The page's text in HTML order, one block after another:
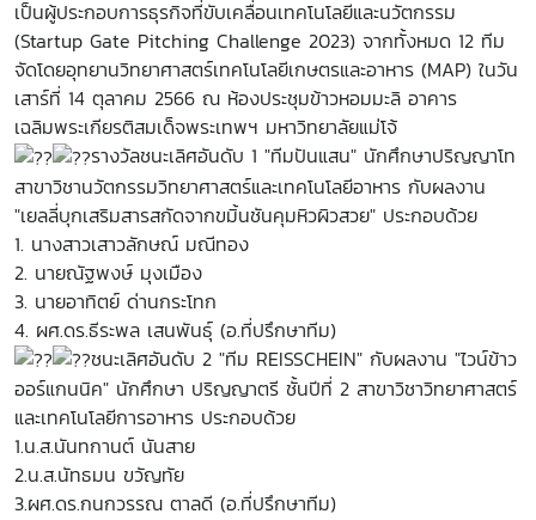
เป็นผู้ประกอบการธุรกิจที่ขับเคลื่อนเทคโนโลยีและนวัตกรรม
(Startup Gate Pitching Challenge 2023) จากทั้งหมด 12 ทีม
จัดโดยอุทยานวิทยาศาสตร์เทคโนโลยีเกษตรและอาหาร (MAP) ในวัน
เสาร์ที่ 14 ตุลาคม 2566 ณ ห้องประชุมข้าวหอมมะลิ อาคาร
เฉลิมพระเกียรติสมเด็จพระเทพฯ มหาวิทยาลัยแม่โจ้
รางวัลชนะเลิศอันดับ 1 "ทีมปันแสน" นักศึกษาปริญญาโท
สาขาวิชานวัตกรรมวิทยาศาสตร์และเทคโนโลยีอาหาร กับผลงาน
"เยลลี่บุกเสริมสารสกัดจากขมิ้นชันคุมหิวผิวสวย" ประกอบด้วย
1. นางสาวเสาวลักษณ์ มณีทอง
2. นายณัฐพงษ์ มุงเมือง
3. นายอาทิตย์ ด่านกระโทก
4. ผศ.ดร.ธีระพล เสนพันธุ์ (อ.ที่ปรึกษาทีม)
ชนะเลิศอันดับ 2 "ทีม REISSCHEIN" กับผลงาน "ไวน์ข้าว
ออร์แกนนิค" นักศึกษา ปริญญาตรี ชั้นปีที่ 2 สาขาวิชาวิทยาศาสตร์
และเทคโนโลยีการอาหาร ประกอบด้วย
1.น.ส.นันทกานต์ นันสาย
2.น.ส.นัทธมน ขวัญทัย
3.ผศ.ดร.กนกวรรณ ตาลดี (อ.ที่ปรึกษาทีม)